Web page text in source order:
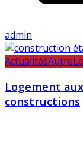
admin
ActualitésAutre
Logement
constructions